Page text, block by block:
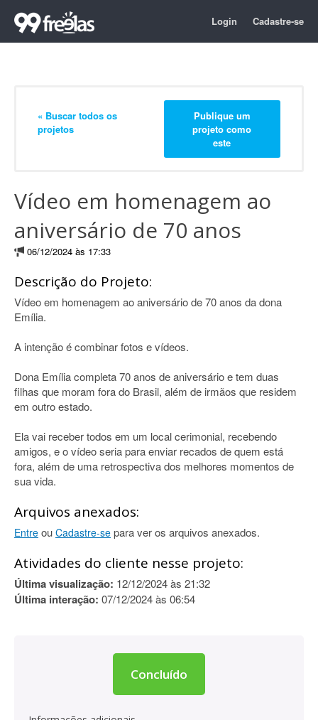
Login Cadastre-se
« Buscar todos os
projetos
Publique um
projeto como
este
Vídeo em homenagem ao
aniversário de 70 anos
06/12/2024 às 17:33
Descrição do Projeto:
Vídeo em homenagem ao aniversário de 70 anos da dona
Emília.
A intenção é combinar fotos e vídeos.
Dona Emília completa 70 anos de aniversário e tem duas
filhas que moram fora do Brasil, além de irmãos que residem
em outro estado.
Ela vai receber todos em um local cerimonial, recebendo
amigos, e o vídeo seria para enviar recados de quem está
fora, além de uma retrospectiva dos melhores momentos de
sua vida.
Arquivos anexados:
Entre ou Cadastre-se para ver os arquivos anexados.
Atividades do cliente nesse projeto:
Última visualização: 12/12/2024 às 21:32
Última interação: 07/12/2024 às 06:54
Concluído